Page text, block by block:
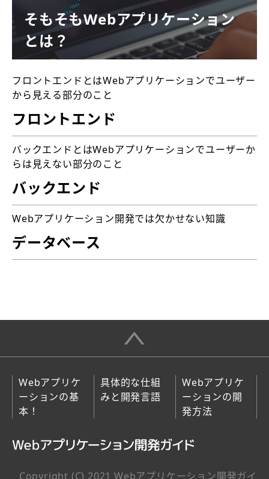
そもそもWebアプリケーション
とは？
フロントエンドとはWebアプリケーションでユーザー
から見える部分のこと
フロントエンド
バックエンドとはWebアプリケーションでユーザーか
らは見えない部分のこと
バックエンド
Webアプリケーション開発では欠かせない知識
データベース
Webアプリケ
ーションの基
本！
具体的な仕組
みと開発言語
Webアプリケ
ーションの開
発方法
Copyright (C) 2021 Webアプリケーション開発ガイ